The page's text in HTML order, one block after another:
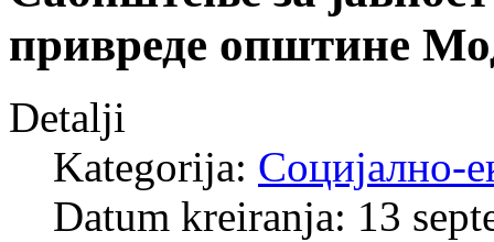
привреде општине
Detalji
Kategorija: Социјално-
Datum kreiranja: 13